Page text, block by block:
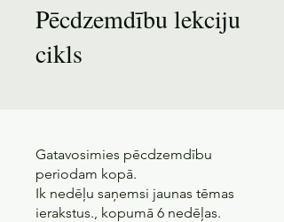
Pēcdzemdību lekciju
cikls
Gatavosimies pēcdzemdību
periodam kopā.
Ik nedēļu saņemsi jaunas tēmas
ierakstus., kopumā 6 nedēļas.